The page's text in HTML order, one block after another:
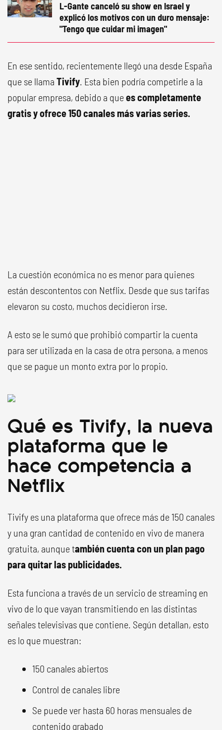
L-Gante canceló su show en Israel y
explicó los motivos con un duro mensaje:
"Tengo que cuidar mi imagen"
En ese sentido, recientemente llegó una desde España
que se llama Tivify. Esta bien podría competirle a la
popular empresa, debido a quees completamente
gratis y ofrece 150 canales más varias series.
La cuestión económica no es menor para quienes
están descontentos con Netflix. Desde que sus tarifas
elevaron su costo, muchos decidieron irse.
A esto se le sumó que prohibió compartir la cuenta
para ser utilizada en la casa de otra persona, a menos
que se pague un monto extra por lo propio.
Qué es Tivify, la nueva
plataforma que le
hace competencia a
Netflix
Tivify es una plataforma que ofrece más de 150 canales
y una gran cantidad de contenido en vivo de manera
gratuita, aunque también cuenta con un plan pago
para quitar las publicidades.
Esta funciona a través de un servicio de streaming en
vivo de lo que vayan transmitiendo en las distintas
señales televisivas que contiene. Según detallan, esto
es lo que muestran:
150 canales abiertos
Control de canales libre
Se puede ver hasta 60 horas mensuales de
contenido grabado